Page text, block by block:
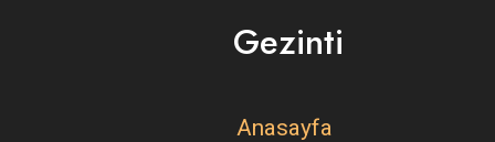
Gezinti
Anasayfa